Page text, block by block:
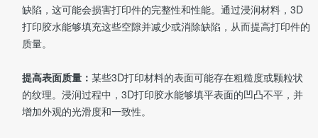
缺陷，这可能会损害打印件的完整性和性能。通过浸润材料，3D
打印胶水能够填充这些空隙并减少或消除缺陷，从而提高打印件的
质量。
提高表面质量： 某些3D打印材料的表面可能存在粗糙度或颗粒状
的纹理。浸润过程中，3D打印胶水能够填平表面的凹凸不平，并
增加外观的光滑度和一致性。